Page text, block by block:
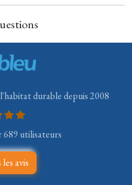
durable depuis 2008
689 utilisateurs
avis